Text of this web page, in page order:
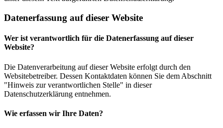
Datenerfassung auf dieser Website
Wer ist verantwortlich für die Datenerfassung auf dieser
Website?
Die Datenverarbeitung auf dieser Website erfolgt durch den
Websitebetreiber. Dessen Kontaktdaten können Sie dem Abschnitt
"Hinweis zur verantwortlichen Stelle" in dieser
Datenschutzerklärung entnehmen.
Wie erfassen wir Ihre Daten?